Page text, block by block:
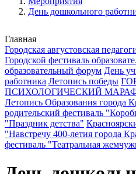
День дошкольного
Главная
Городская августовская
Городской фестиваль
образовательный форум День
работника Летопись победы
ПСИХОЛОГИЧЕСКИЙ
Летопись Образования города
родительский фестиваль
"Праздник детства"
"Навстречу 400-летия города
фестиваль "Театральная